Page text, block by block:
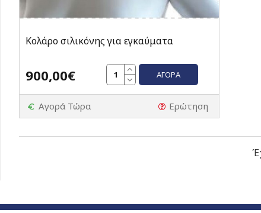
Κολάρο σιλικόνης για εγκαύματα
900,00€ ΑΓΟΡΆ
Αγορά Τώρα Ερώτηση